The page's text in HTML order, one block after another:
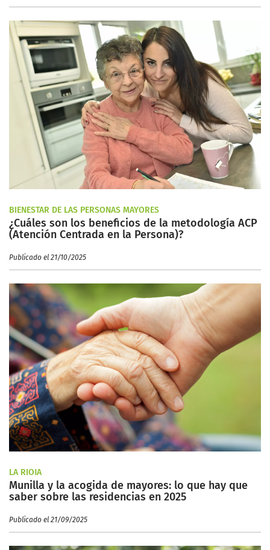
BIENESTAR DE LAS PERSONAS MAYORES
¿Cuáles son los beneficios de la metodología ACP
(Atención Centrada en la Persona)?
Publicado el 21/10/2025
LA RIOJA
Munilla y la acogida de mayores: lo que hay que
saber sobre las residencias en 2025
Publicado el 21/09/2025